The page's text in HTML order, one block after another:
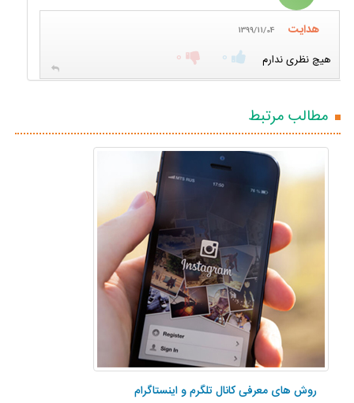
هدایت 1399/11/04
هیچ نظری ندارم 0
0
مطالب مرتبط
روش های معرفی کانال تلگرم و اینستاگرام